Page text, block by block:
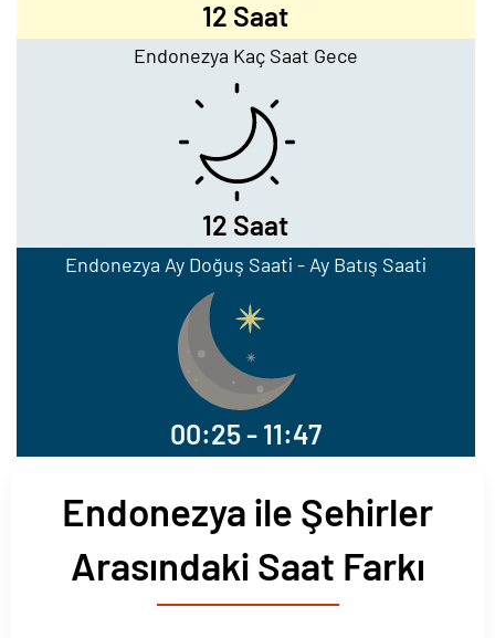
12 Saat
Endonezya Kaç Saat Gece
12 Saat
Endonezya Ay Doğuş Saati - Ay Batış Saati
00:25 - 11:47
Endonezya ile Şehirler
Arasındaki Saat Farkı